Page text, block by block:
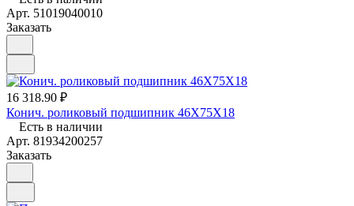
Арт. 51019040010
Заказать
16 318.90 ₽
Конич. роликовый подшипник 46X75X18
Есть в наличии
Арт. 81934200257
Заказать